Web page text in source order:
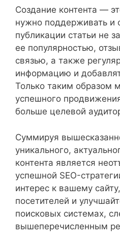
Создание контента —
нужно поддерживать и
публикации статьи не
ее популярностью,
связью, а также
информацию и
Только таким образом
успешного
больше целевой
Суммируя
уникального,
контента является
успешной SEO-
интерес к вашему
посетителей и
поисковых системах,
вышеперечисленным